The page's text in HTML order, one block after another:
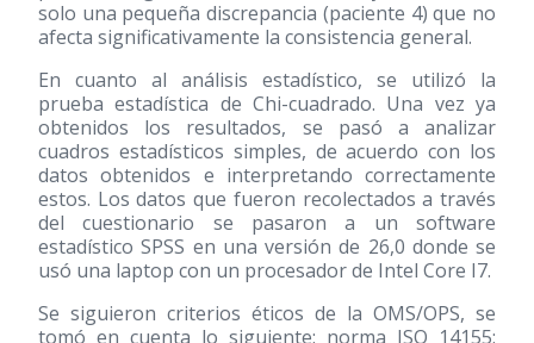
solo una pequeña discrepancia (paciente 4) que no
afecta significativamente la consistencia general.
En cuanto al análisis estadístico, se utilizó la
prueba estadística de Chi-cuadrado. Una vez ya
obtenidos los resultados, se pasó a analizar
cuadros estadísticos simples, de acuerdo con los
datos obtenidos e interpretando correctamente
estos. Los datos que fueron recolectados a través
del cuestionario se pasaron a un software
estadístico SPSS en una versión de 26,0 donde se
usó una laptop con un procesador de Intel Core I7.
Se siguieron criterios éticos de la OMS/OPS, se
tomó en cuenta lo siguiente: norma ISO 14155: